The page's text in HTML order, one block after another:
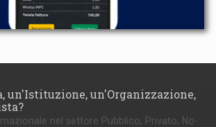
un'Istituzione, un'Organizzazione,
nel settore Pubblico, Privato, No-